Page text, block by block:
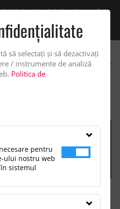
contacta pentru oferta de pret personalizata
de 2% -Cumpără acum!
să selectați și să dezactivați
/ instrumente de analiză
Politica de
pentru
ului nostru web
sistemul